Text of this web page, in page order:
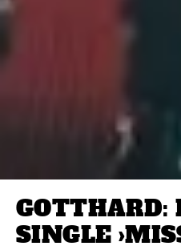
GOTTHARD:
SINGLE